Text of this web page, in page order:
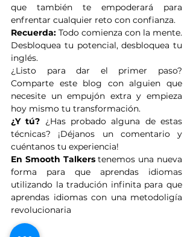
que también te empoderará para
enfrentar cualquier reto con confianza.
Recuerda: Todo comienza con la mente.
Desbloquea tu potencial, desbloquea tu
inglés.
¿Listo para dar el primer paso?
Comparte este blog con alguien que
necesite un empujón extra y empieza
hoy mismo tu transformación.
¿Y tú? ¿Has probado alguna de estas
técnicas? ¡Déjanos un comentario y
cuéntanos tu experiencia!
En Smooth Talkers tenemos una nueva
forma para que aprendas idiomas
utilizando la tradución infinita para que
aprendas idiomas con una metodoligía
revolucionaria